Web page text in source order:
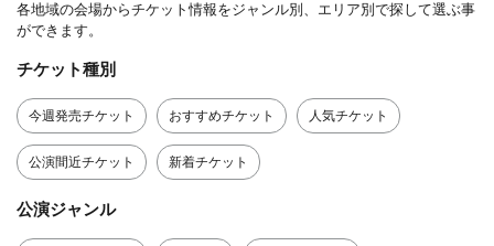
各地域の会場からチケット情報をジャンル別、エリア別で探して選ぶ事
ができます。
チケット種別
今週発売チケット おすすめチケット 人気チケット
公演間近チケット 新着チケット
公演ジャンル